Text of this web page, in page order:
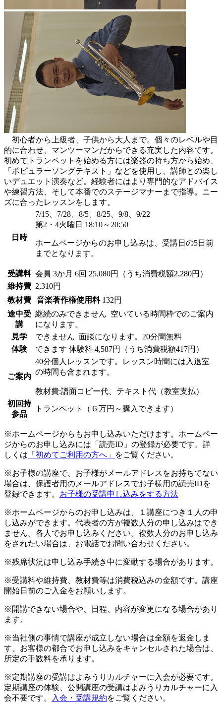
初心者から上級者、子供から大人まで。個々のレベルや目
的に合わせ、マンツーマンだからできる充実した内容です。
初めてトランペットを始める方には楽器の持ち方から始め、
「ポピュラーソングテキスト」などを使用し、講師との楽し
いデュエット演奏など。経験者にはより専門的なアドバイス
や練習方法、そして本番でのステージマナーまで指導。ニー
ズに合ったレッスンをします。
日時
7/15、7/28、8/5、8/25、9/8、9/22
第2・4火曜日 18:10～20:50
ホームページからのお申し込みは、受講日の5日前
までとなります。
受講料 会員 3か月 6回 25,080円（うち消費税額2,280円）
維持費 2,310円
教材費
音楽著作権使用料 132円
途中受
講
継続のみできません 空いている時間枠でのご案内
になります。
見学
できません 面談になります。20分間無料
体験
できます 体験料 4,587円（うち消費税額417円）
ご案内
40分個人レッスンです。レッスン時間には入退室
の時間も含まれます。
教材費:譜面コピー代、テキスト代（教室支払）
初回持
参品
トランペット（６万円～購入できます）
※ホームページからもお申し込みいただけます。ホームペー
ジからのお申し込みには「読売ID」の登録が必要です。詳
しくは 「初めてご利用の方へ」 をご覧ください。
※お子様の講座で、お子様がメールアドレスをお持ちでない
場合は、保護者用のメールアドレスでお子様用の読売IDを
登録できます。 お子様の受講申し込みをする方法
※ホームページからのお申し込みは、１講座につき１人の申
し込みができます。代表者の方が複数人分の申し込みはでき
ません。各人でお申し込みください。複数人分のお申し込み
をされたい場合は、お電話でお問い合わせください。
※残席状況は申し込み手続き中に変動する場合があります。
※受講料や維持費、教材費等は消費税込みの金額です。講座
開始日前のご入金をお願いします。
※開講できない場合や、日程、内容が変更になる場合があり
ます。
※当社側の事情で講座が成立しない場合は全額を返金しま
す。お客様の都合でお申し込みをキャンセルされた場合は、
所定の手数料を承ります。
※定期講座の受講はよみうりカルチャーに入会が必要です。
定期講座の体験、公開講座の受講はよみうりカルチャーに入
会不要です。
入会・受講規約をご覧ください。